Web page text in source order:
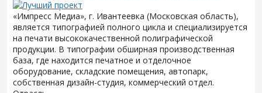
«Импресс Медиа», г. Ивантеевка (Московская область),
является типографией полного цикла и специализируется
на печати высококачественной полиграфической
продукции. В типографии обширная производственная
база, где находится печатное и отделочное
оборудование, складские помещения, автопарк,
собственная дизайн-студия, коммерческий отдел.